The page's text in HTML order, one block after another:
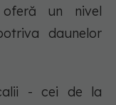
un nivel
daunelor
- cei de la